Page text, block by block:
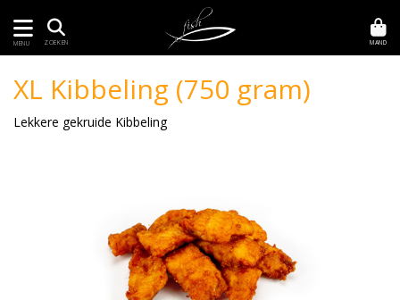
MENU ZOEKEN MAND
XL Kibbeling (750 gram)
Lekkere gekruide Kibbeling